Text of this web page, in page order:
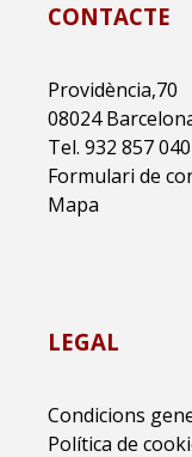
CONTACTE
Providència,70
08024
Tel. 932 857 040
Formulari de
Mapa
LEGAL
Condicions
Política de